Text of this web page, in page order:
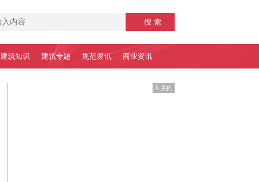
建筑知识 建筑专题 规范资讯 商业资讯
X 关闭